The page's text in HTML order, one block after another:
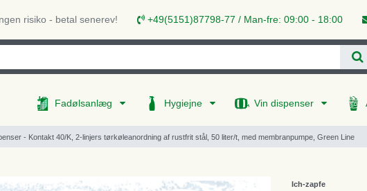
risiko - betal senerev! +49(5151)87798-77 / Man-fre: 09:00 - 18:00
Fadølsanlæg Hygiejne Vin dispenser
- Kontakt 40/K, 2-linjers tørkøleanordning af rustfrit stål, 50 liter/t, med membranpumpe, Green Line
Ich-zapfe